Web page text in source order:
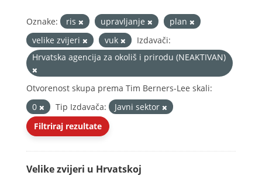
Oznake: ris upravljanje
plan
velike zvijeri
vuk
Izdavači:
Hrvatska agencija za okoliš i prirodu (NEAKTIVAN)
Otvorenost skupa prema Tim Berners-Lee skali:
0
Tip Izdavača:
Javni sektor
Filtriraj rezultate
Velike zvijeri u Hrvatskoj